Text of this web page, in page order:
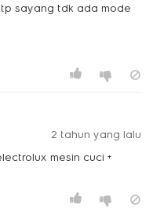
sayang tdk ada mode
2 tahun yang lalu
mesin cuci +